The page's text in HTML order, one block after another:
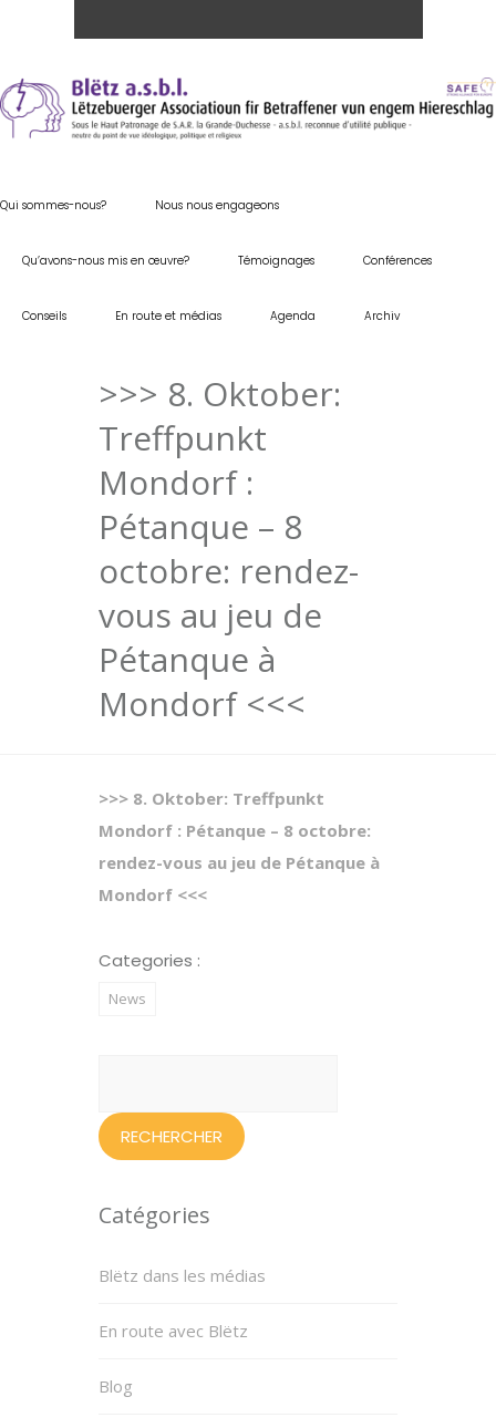
Qui sommes-nous? Nous nous engageons
Qu’avons-nous mis en œuvre? Témoignages Conférences
Conseils En route et médias Agenda Archiv
>>> 8. Oktober:
Treffpunkt
Mondorf :
Pétanque – 8
octobre: rendez-
vous au jeu de
Pétanque à
Mondorf <<<
>>> 8. Oktober: Treffpunkt
Mondorf : Pétanque – 8 octobre:
rendez-vous au jeu de Pétanque à
Mondorf <<<
Categories :
News
Catégories
Blëtz dans les médias
En route avec Blëtz
Blog